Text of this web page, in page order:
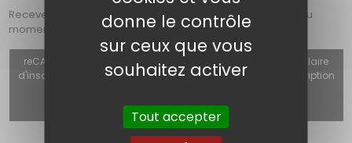
Recevez chaque mois dans votre boîte mail : les offres du
moment, les nouveautés et nos actualités.
reCAPTCHA v3 (Autorisation obligatoire pour utiliser le formulaire
d'inscription, le formulaire de contact ou le formulaire d'inscription
Autoriser
donne le contrôle
sur ceux que vous
souhaitez activer
Tout accepter